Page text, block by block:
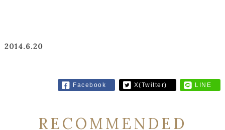
2014.6.20
Facebook X(Twitter) LINE
RECOMMENDED